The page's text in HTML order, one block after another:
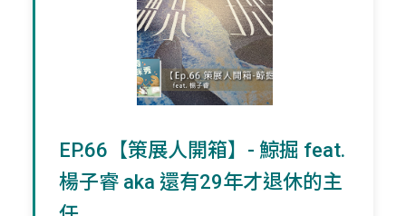
EP.66【策展人開箱】- 鯨掘 feat.
楊子睿 aka 還有29年才退休的主